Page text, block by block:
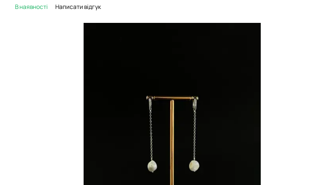
В наявності Написати відгук